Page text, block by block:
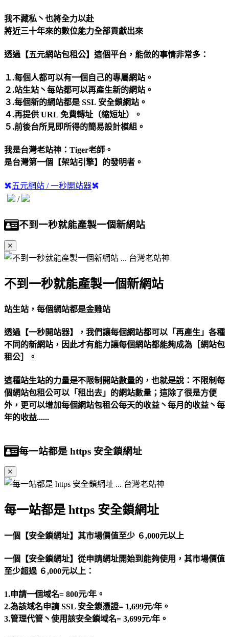
我不藏私丶也將全力以赴
將近三十年來的數位能力全部貢獻出來
透過【五元網站包租公】這個平台，能做的事情非常多：
１.每個人都可以有一個自己的專屬網站。
２.站生站丶每站都可以再產生新的網站。
３.每個新的網站都是 SSL 安全鎖網站。
４.再提供 URL 免費轉址（縮短址）。
５.前後台所見即所得的簡易設計模組。
我是台灣老站神：Tiger老師。
是台灣第一個【架站引擎】的發明者。
五元網站 / 一秒開站器
/
不到一秒就能產製一個新網站
不到一秒就能產製一個新網站
站生站，每個網站都是金雞站
透過【一秒開站器】，我們讓每個網站都可以「再產生」各種
不同的新網站，因此才有能力讓每個網站都能夠成為［網站包
租公］。
這種站生站的力量是不限制開站數量的，也就是說：不限制每
個網站包租公可以「租出去」的網站數量；這除了很是方便
外，更可以增加每個網站包租公每天的收益丶每月的收益丶每
年的收益......
每一站都是 https 安全鎖網址
每一站都是 https 安全鎖網址
一個【安全鎖網址】其市場價值至少 ６,000元以上
一個【安全鎖網址】從申請網址開始到能夠使用，其市場價值
至少超過 ６,000元以上：
1.申請一個域名= 800元/年。
2.為該域名申請 SSL 安全鎖憑證= 1,699元/年。
3.管理代管丶使用該安全鎖域名= 3,699元/年。